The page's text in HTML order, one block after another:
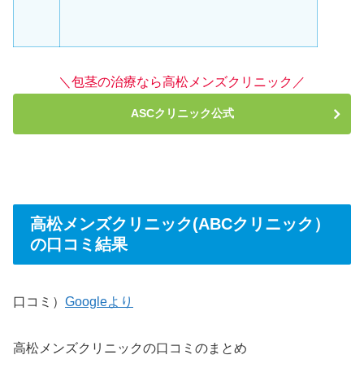
＼包茎の治療なら高松メンズクリニック／
ASCクリニック公式
高松メンズクリニック(ABCクリニック）
の口コミ結果
口コミ） Googleより
高松メンズクリニックの口コミのまとめ